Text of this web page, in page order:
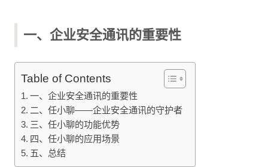
一、企业安全通讯的重要性
Table of Contents
一、企业安全通讯的重要性
二、任小聊——企业安全通讯的守护者
三、任小聊的功能优势
四、任小聊的应用场景
五、总结